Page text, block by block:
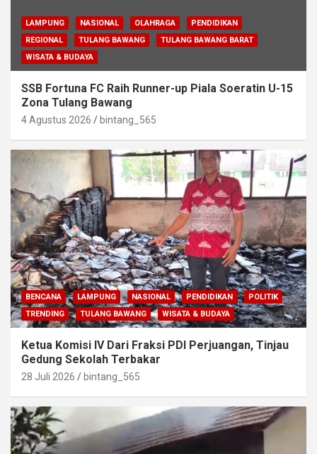
LAMPUNG NASIONAL OLAHRAGA
PENDIDIKAN
REGIONAL
TULANG BAWANG
TULANG BAWANG BARAT
WISATA & BUDAYA
SSB Fortuna FC Raih Runner-up Piala Soeratin U-15
Zona Tulang Bawang
4 Agustus 2026 bintang_565
BENCANA LAMPUNG NASIONAL PENDIDIKAN
POLITIK
TRENDING
TULANG BAWANG WISATA & BUDAYA
Ketua Komisi IV Dari Fraksi PDI Perjuangan, Tinjau
Gedung Sekolah Terbakar
28 Juli 2026 bintang_565